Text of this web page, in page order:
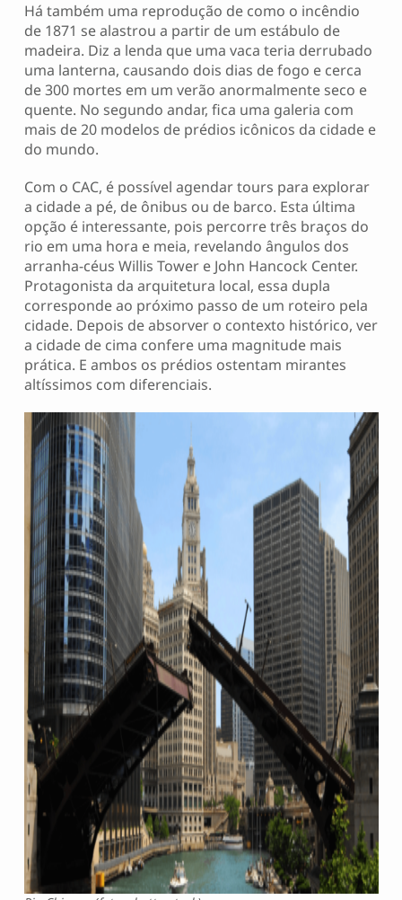
Há também uma reprodução de como o incêndio
de 1871 se alastrou a partir de um estábulo de
madeira. Diz a lenda que uma vaca teria derrubado
uma lanterna, causando dois dias de fogo e cerca
de 300 mortes em um verão anormalmente seco e
quente. No segundo andar, fica uma galeria com
mais de 20 modelos de prédios icônicos da cidade e
do mundo.
Com o CAC, é possível agendar tours para explorar
a cidade a pé, de ônibus ou de barco. Esta última
opção é interessante, pois percorre três braços do
rio em uma hora e meia, revelando ângulos dos
arranha-céus Willis Tower e John Hancock Center.
Protagonista da arquitetura local, essa dupla
corresponde ao próximo passo de um roteiro pela
cidade. Depois de absorver o contexto histórico, ver
a cidade de cima confere uma magnitude mais
prática. E ambos os prédios ostentam mirantes
altíssimos com diferenciais.